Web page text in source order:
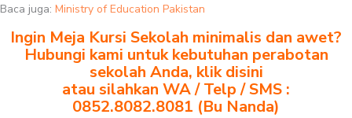
Baca juga: Ministry of Education Pakistan
Ingin Meja Kursi Sekolah minimalis dan awet?
Hubungi kami untuk kebutuhan perabotan
sekolah Anda, klik disini
atau silahkan WA / Telp / SMS :
0852.8082.8081 (Bu Nanda)